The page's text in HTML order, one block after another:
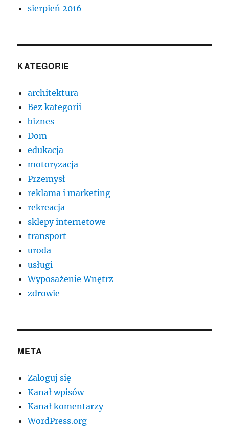
sierpień 2016
KATEGORIE
architektura
Bez kategorii
biznes
Dom
edukacja
motoryzacja
Przemysł
reklama i marketing
rekreacja
sklepy internetowe
transport
uroda
usługi
Wyposażenie Wnętrz
zdrowie
META
Zaloguj się
Kanał wpisów
Kanał komentarzy
WordPress.org